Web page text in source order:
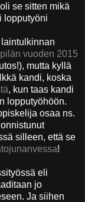
se sitten mikä
lopputyöni
vuoden 2015
mutta kyllä
kandi, koska
, kun taas kandi
lopputyöhöön.
osaa ns.
silleen, että se
!
eli
jo
Ja siihen